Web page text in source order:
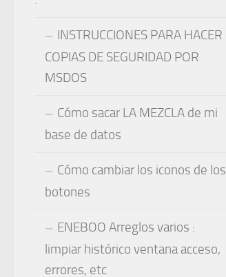
INSTRUCCIONES PARA HACER
COPIAS DE SEGURIDAD POR
MSDOS
Cómo sacar LA MEZCLA de mi
base de datos
Cómo cambiar los iconos de los
botones
ENEBOO Arreglos varios :
limpiar histórico ventana acceso,
errores, etc